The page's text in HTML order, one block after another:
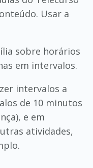
Usar a
sobre horários
em intervalos.
intervalos a
de 10 minutos
e em
atividades,